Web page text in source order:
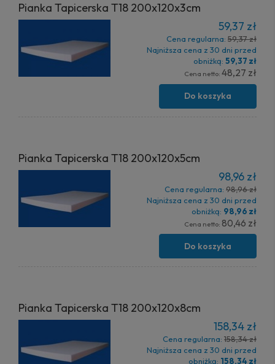
Pianka Tapicerska T18 200x120x3cm
59,37 zł
Cena regularna: 59,37 zł
Najniższa cena z 30 dni przed
obniżką: 59,37 zł
Cena netto: 48,27 zł
Do koszyka
Pianka Tapicerska T18 200x120x5cm
98,96 zł
Cena regularna: 98,96 zł
Najniższa cena z 30 dni przed
obniżką: 98,96 zł
Cena netto: 80,46 zł
Do koszyka
Pianka Tapicerska T18 200x120x8cm
158,34 zł
Cena regularna: 158,34 zł
Najniższa cena z 30 dni przed
obniżką: 158,34 zł